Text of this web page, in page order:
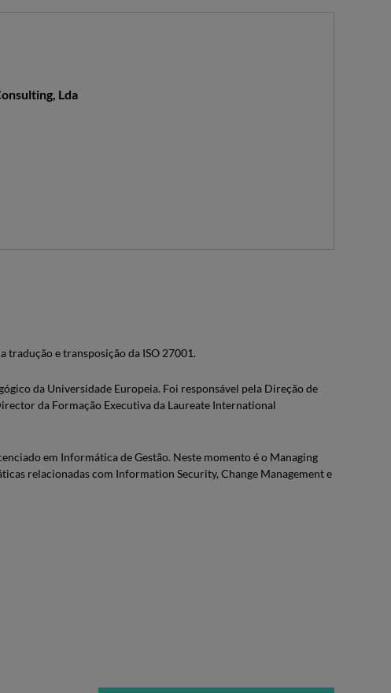
Lda
tradução e transposição da ISO 27001.
da Universidade Europeia. Foi responsável pela Direção de
da Formação Executiva da Laureate International
em Informática de Gestão. Neste momento é o Managing
relacionadas com Information Security, Change Management e